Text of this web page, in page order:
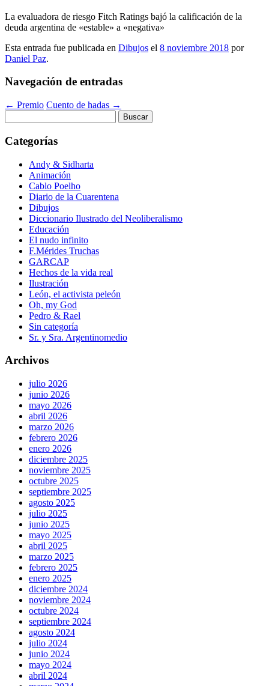
La evaluadora de riesgo Fitch Ratings bajó la calificación de la
deuda argentina de «estable» a «negativa»
Esta entrada fue publicada en Dibujos el 8 noviembre 2018 por
Daniel Paz.
Navegación de entradas
← Premio Cuento de hadas →
Categorías
Andy & Sidharta
Animación
Cablo Poelho
Diario de la Cuarentena
Dibujos
Diccionario Ilustrado del Neoliberalismo
Educación
El nudo infinito
F.Mérides Truchas
GARCAP
Hechos de la vida real
Ilustración
León, el activista peleón
Oh, my God
Pedro & Rael
Sin categoría
Sr. y Sra. Argentinomedio
Archivos
julio 2026
junio 2026
mayo 2026
abril 2026
marzo 2026
febrero 2026
enero 2026
diciembre 2025
noviembre 2025
octubre 2025
septiembre 2025
agosto 2025
julio 2025
junio 2025
mayo 2025
abril 2025
marzo 2025
febrero 2025
enero 2025
diciembre 2024
noviembre 2024
octubre 2024
septiembre 2024
agosto 2024
julio 2024
junio 2024
mayo 2024
abril 2024